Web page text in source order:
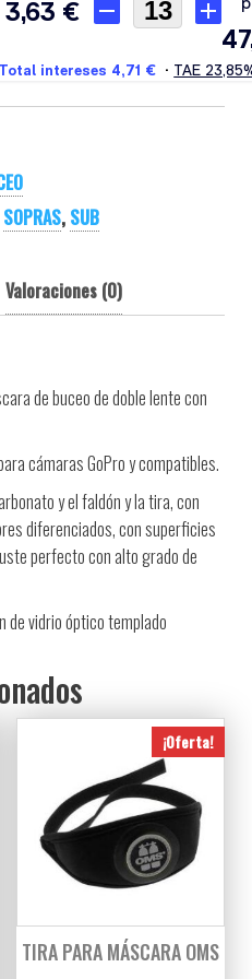
SOPRAS, SUB
Valoraciones (0)
de buceo de doble lente con
cámaras GoPro y compatibles.
y el faldón y la tira, con
diferenciados, con superficies
perfecto con alto grado de
de vidrio óptico templado
¡Oferta!
TIRA PARA MÁSCARA OMS